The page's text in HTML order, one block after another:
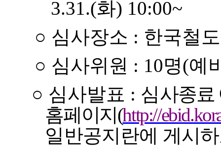
3.31.(화) 10:00~
○ 심사장소 : 한국철
○ 심사위원 : 10명(예
○ 심사발표 : 심사종료
홈페이지(http://
일반공지란에 게시